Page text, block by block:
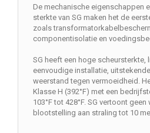
De mechanische eigenschappen
sterkte van SG maken het de
zoals
componentisolatie en
SG heeft een hoge
eenvoudige installatie,
weerstand tegen vermoeidheid.
Klasse H (392°F) met een
103°F tot 428°F. SG vertoont
blootstelling aan straling tot 10